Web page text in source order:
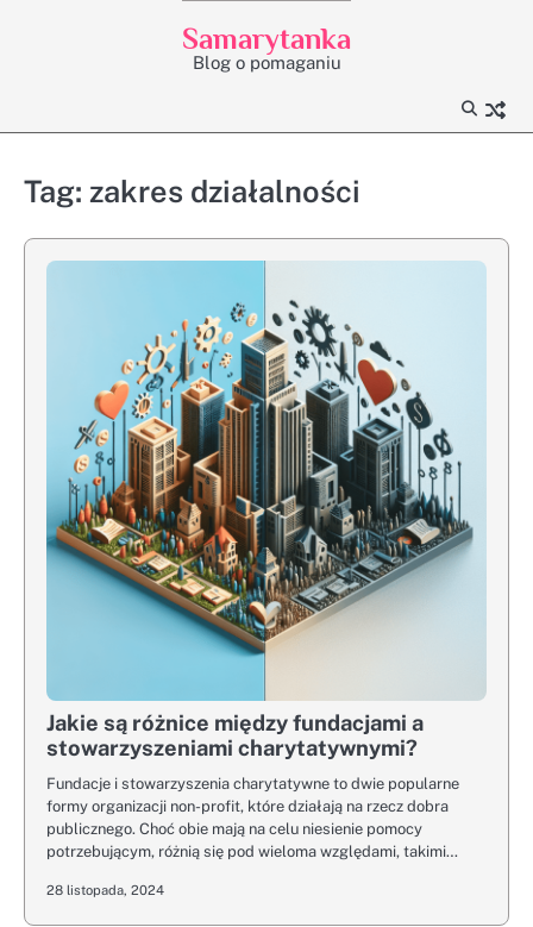
Samarytanka
Blog o pomaganiu
Tag: zakres działalności
Jakie są różnice między fundacjami a
stowarzyszeniami charytatywnymi?
Fundacje i stowarzyszenia charytatywne to dwie popularne
formy organizacji non-profit, które działają na rzecz dobra
publicznego. Choć obie mają na celu niesienie pomocy
potrzebującym, różnią się pod wieloma względami, takimi…
28 listopada, 2024